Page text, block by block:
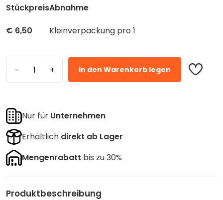
Stückpreis
€ 6,50
Abnahme
Kleinverpackung pro 1
In den Warenkorb legen
Nur für Unternehmen
Erhältlich direkt ab Lager
Mengenrabatt bis zu 30%
Produktbeschreibung